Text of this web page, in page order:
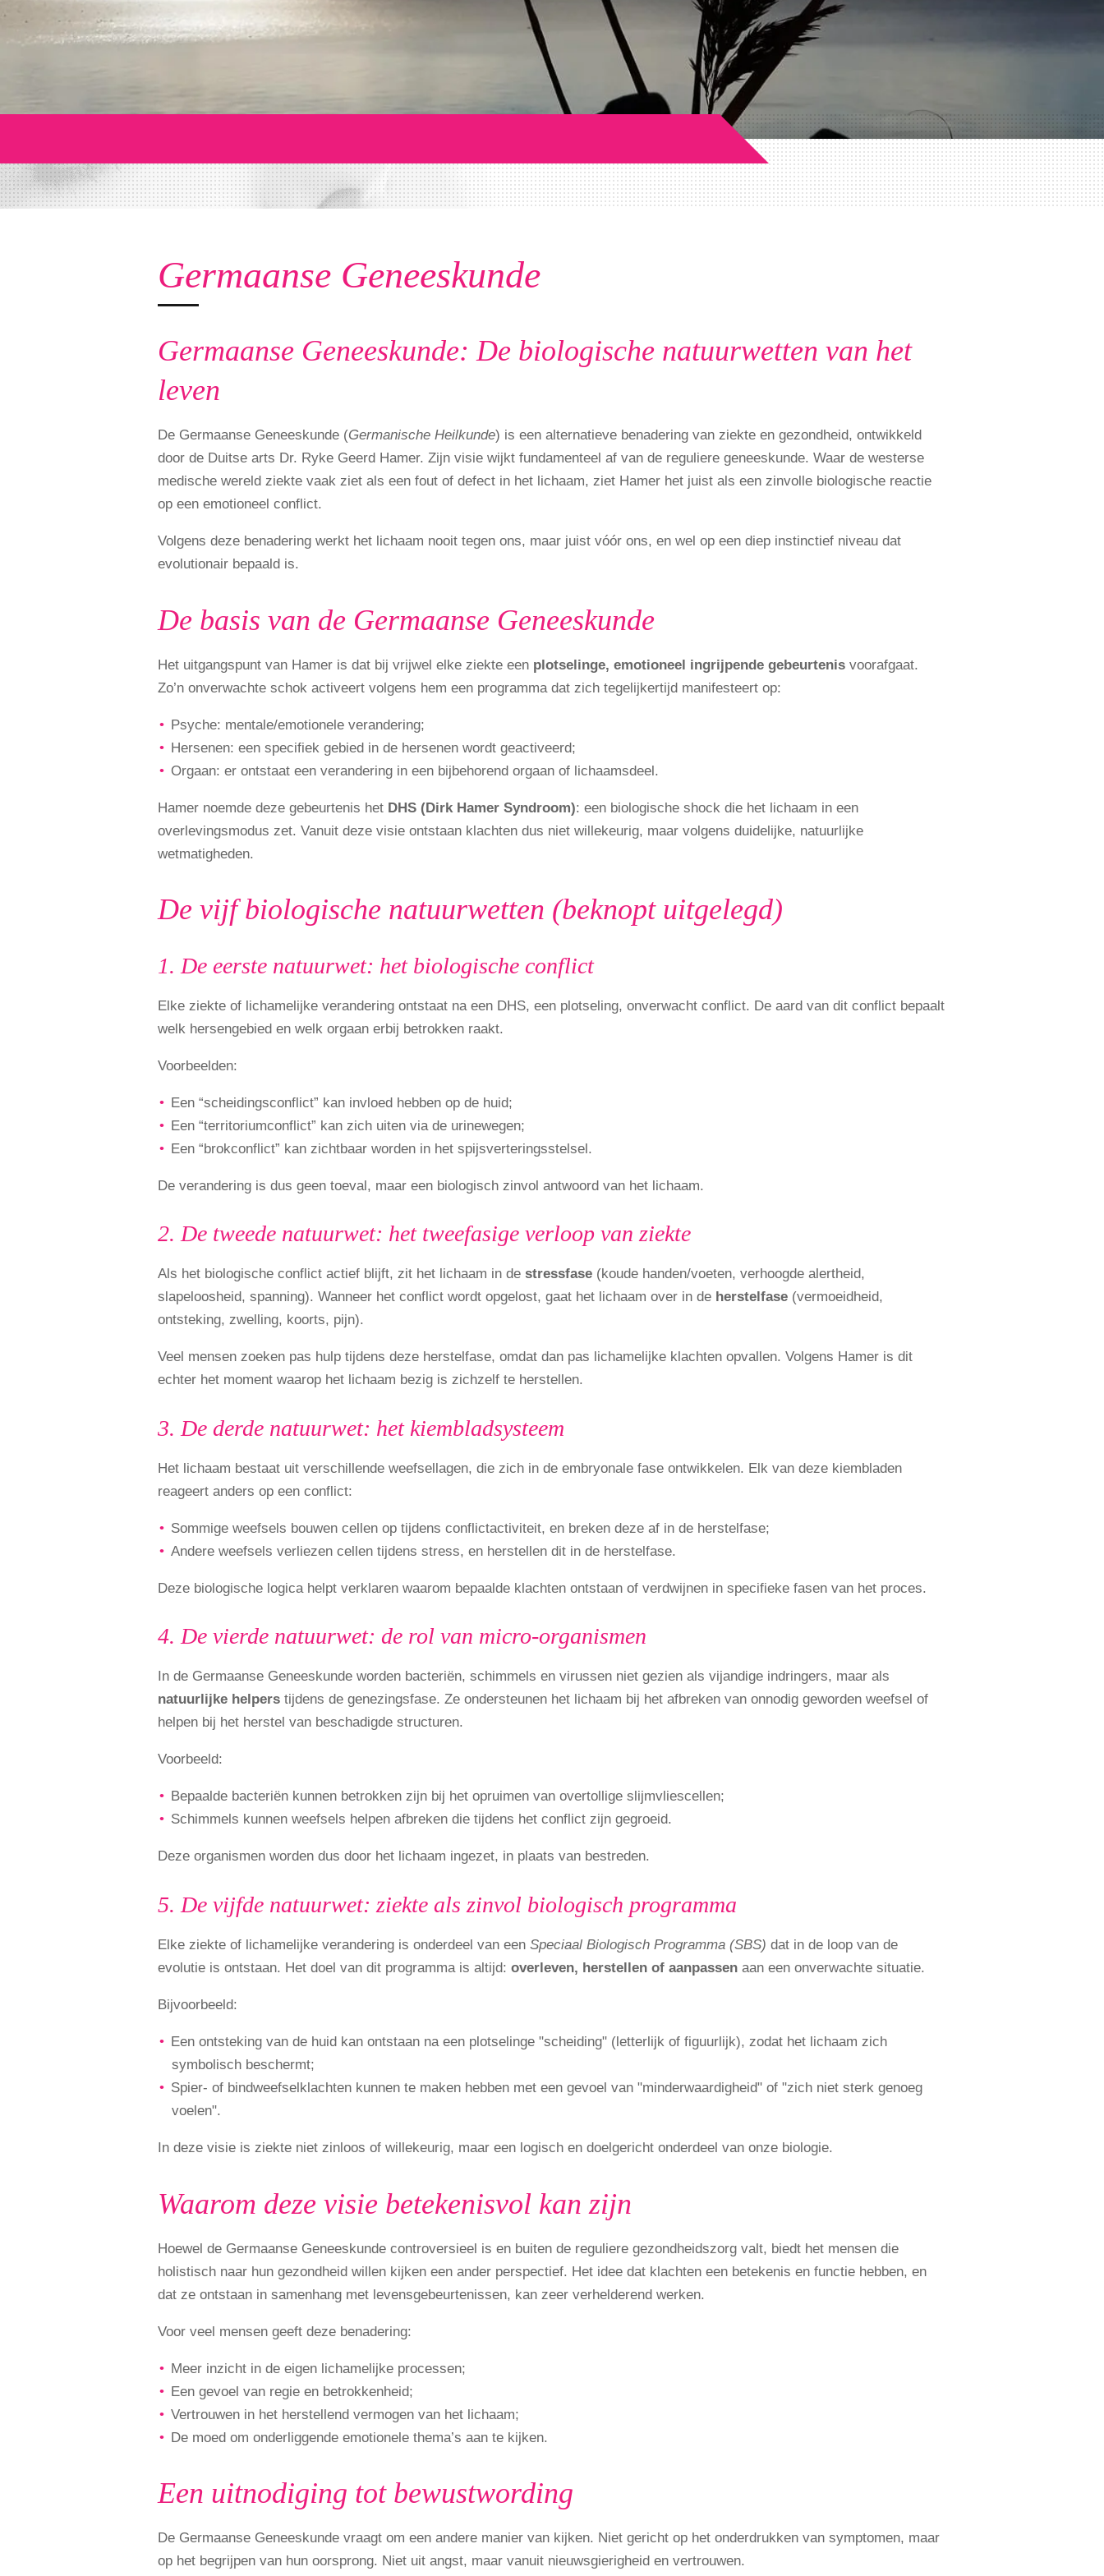
Germaanse Geneeskunde
Germaanse Geneeskunde: De biologische natuurwetten van het
leven
De Germaanse Geneeskunde (Germanische Heilkunde) is een alternatieve benadering van ziekte en gezondheid, ontwikkeld
door de Duitse arts Dr. Ryke Geerd Hamer. Zijn visie wijkt fundamenteel af van de reguliere geneeskunde. Waar de westerse
medische wereld ziekte vaak ziet als een fout of defect in het lichaam, ziet Hamer het juist als een zinvolle biologische reactie
op een emotioneel conflict.
Volgens deze benadering werkt het lichaam nooit tegen ons, maar juist vóór ons, en wel op een diep instinctief niveau dat
evolutionair bepaald is.
De basis van de Germaanse Geneeskunde
Het uitgangspunt van Hamer is dat bij vrijwel elke ziekte een plotselinge, emotioneel ingrijpende gebeurtenis voorafgaat.
Zo’n onverwachte schok activeert volgens hem een programma dat zich tegelijkertijd manifesteert op:
Psyche: mentale/emotionele verandering;
Hersenen: een specifiek gebied in de hersenen wordt geactiveerd;
Orgaan: er ontstaat een verandering in een bijbehorend orgaan of lichaamsdeel.
Hamer noemde deze gebeurtenis het DHS (Dirk Hamer Syndroom): een biologische shock die het lichaam in een
overlevingsmodus zet. Vanuit deze visie ontstaan klachten dus niet willekeurig, maar volgens duidelijke, natuurlijke
wetmatigheden.
De vijf biologische natuurwetten (beknopt uitgelegd)
1. De eerste natuurwet: het biologische conflict
Elke ziekte of lichamelijke verandering ontstaat na een DHS, een plotseling, onverwacht conflict. De aard van dit conflict bepaalt
welk hersengebied en welk orgaan erbij betrokken raakt.
Voorbeelden:
Een “scheidingsconflict” kan invloed hebben op de huid;
Een “territoriumconflict” kan zich uiten via de urinewegen;
Een “brokconflict” kan zichtbaar worden in het spijsverteringsstelsel.
De verandering is dus geen toeval, maar een biologisch zinvol antwoord van het lichaam.
2. De tweede natuurwet: het tweefasige verloop van ziekte
Als het biologische conflict actief blijft, zit het lichaam in de stressfase (koude handen/voeten, verhoogde alertheid,
slapeloosheid, spanning). Wanneer het conflict wordt opgelost, gaat het lichaam over in de herstelfase (vermoeidheid,
ontsteking, zwelling, koorts, pijn).
Veel mensen zoeken pas hulp tijdens deze herstelfase, omdat dan pas lichamelijke klachten opvallen. Volgens Hamer is dit
echter het moment waarop het lichaam bezig is zichzelf te herstellen.
3. De derde natuurwet: het kiembladsysteem
Het lichaam bestaat uit verschillende weefsellagen, die zich in de embryonale fase ontwikkelen. Elk van deze kiembladen
reageert anders op een conflict:
Sommige weefsels bouwen cellen op tijdens conflictactiviteit, en breken deze af in de herstelfase;
Andere weefsels verliezen cellen tijdens stress, en herstellen dit in de herstelfase.
Deze biologische logica helpt verklaren waarom bepaalde klachten ontstaan of verdwijnen in specifieke fasen van het proces.
4. De vierde natuurwet: de rol van micro-organismen
In de Germaanse Geneeskunde worden bacteriën, schimmels en virussen niet gezien als vijandige indringers, maar als
natuurlijke helpers tijdens de genezingsfase. Ze ondersteunen het lichaam bij het afbreken van onnodig geworden weefsel of
helpen bij het herstel van beschadigde structuren.
Voorbeeld:
Bepaalde bacteriën kunnen betrokken zijn bij het opruimen van overtollige slijmvliescellen;
Schimmels kunnen weefsels helpen afbreken die tijdens het conflict zijn gegroeid.
Deze organismen worden dus door het lichaam ingezet, in plaats van bestreden.
5. De vijfde natuurwet: ziekte als zinvol biologisch programma
Elke ziekte of lichamelijke verandering is onderdeel van een Speciaal Biologisch Programma (SBS) dat in de loop van de
evolutie is ontstaan. Het doel van dit programma is altijd: overleven, herstellen of aanpassen aan een onverwachte situatie.
Bijvoorbeeld:
Een ontsteking van de huid kan ontstaan na een plotselinge "scheiding" (letterlijk of figuurlijk), zodat het lichaam zich
symbolisch beschermt;
Spier- of bindweefselklachten kunnen te maken hebben met een gevoel van "minderwaardigheid" of "zich niet sterk genoeg
voelen".
In deze visie is ziekte niet zinloos of willekeurig, maar een logisch en doelgericht onderdeel van onze biologie.
Waarom deze visie betekenisvol kan zijn
Hoewel de Germaanse Geneeskunde controversieel is en buiten de reguliere gezondheidszorg valt, biedt het mensen die
holistisch naar hun gezondheid willen kijken een ander perspectief. Het idee dat klachten een betekenis en functie hebben, en
dat ze ontstaan in samenhang met levensgebeurtenissen, kan zeer verhelderend werken.
Voor veel mensen geeft deze benadering:
Meer inzicht in de eigen lichamelijke processen;
Een gevoel van regie en betrokkenheid;
Vertrouwen in het herstellend vermogen van het lichaam;
De moed om onderliggende emotionele thema’s aan te kijken.
Een uitnodiging tot bewustwording
De Germaanse Geneeskunde vraagt om een andere manier van kijken. Niet gericht op het onderdrukken van symptomen, maar
op het begrijpen van hun oorsprong. Niet uit angst, maar vanuit nieuwsgierigheid en vertrouwen.